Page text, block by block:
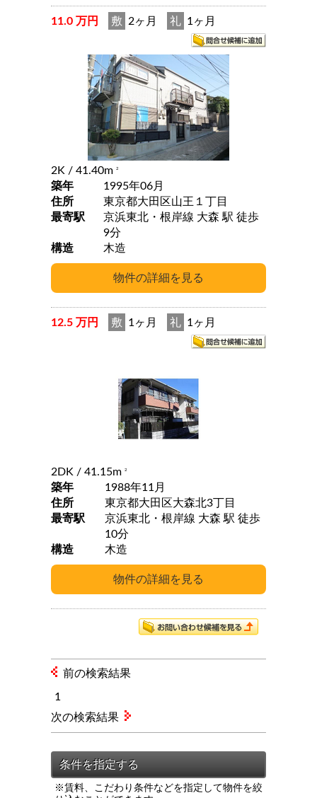
11.0 万円 敷 2ヶ月 礼 1ヶ月
2K / 41.40m 2
築年
1995年06月
住所
東京都大田区山王１丁目
最寄駅
京浜東北・根岸線 大森 駅 徒歩
9分
構造
木造
12.5 万円 敷 1ヶ月 礼 1ヶ月
2DK / 41.15m 2
築年
1988年11月
住所
東京都大田区大森北3丁目
最寄駅
京浜東北・根岸線 大森 駅 徒歩
10分
構造
木造
前の検索結果
1
※賃料、こだわり条件などを指定して物件を絞